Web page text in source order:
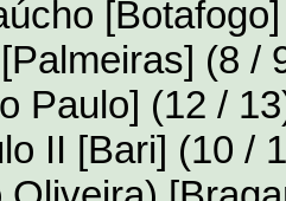
(8 /
Paulo] (12 /
II [Bari] (10 /